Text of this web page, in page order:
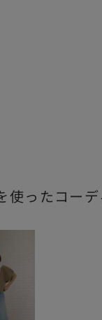
使ったコーデ